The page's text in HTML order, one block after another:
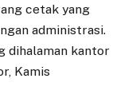
cetak yang
administrasi.
dihalaman kantor
Kamis